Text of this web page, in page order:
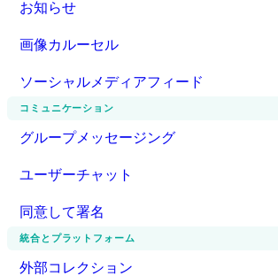
お知らせ
画像カルーセル
ソーシャルメディアフィード
コミュニケーション
グループメッセージング
ユーザーチャット
同意して署名
統合とプラットフォーム
外部コレクション